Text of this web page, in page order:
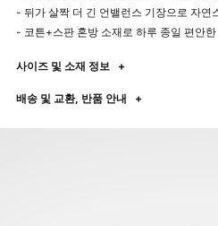
- 뒤가 살짝 더 긴 언밸런스 기장으로 자연
- 코튼+스판 혼방 소재로 하루 종일 편안
사이즈 및 소재 정보 +
배송 및 교환, 반품 안내 +